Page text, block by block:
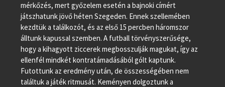
mérkőzés, mert győzelem esetén a bajnoki címért
játszhatunk jövő héten Szegeden. Ennek szellemében
kezdtük a találkozót, és az első 15 percben háromszor
álltunk kapussal szemben. A futball törvényszerűsége,
hogy a kihagyott ziccerek megbosszulják magukat, így az
ellenfél mindkét kontratámadásából gólt kaptunk.
Futottunk az eredmény után, de összességében nem
találtuk a játék ritmusát. Keményen dolgoztunk a